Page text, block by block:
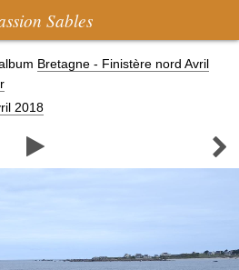
Sables
Bretagne - Finistère nord Avril
2018
 